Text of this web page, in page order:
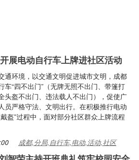
展电动自行车上牌进社区活动
通环境，以交通文明促进城市文明，成都
车“四不出门”（无牌无照不出门、带篷打
头盔不出门、违法载人不出门），促使广
员严格守法、文明出行。在积极推行电动
盔”过程中，面对部分社区群众上牌流程
成都,分局,自行车,电动,活动,社区